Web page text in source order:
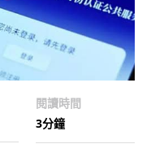
閱讀時間
3分鐘